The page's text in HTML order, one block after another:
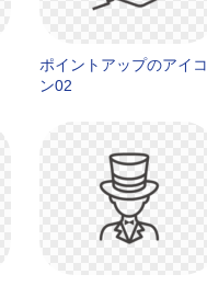
ポイントアップのアイコ
ン02